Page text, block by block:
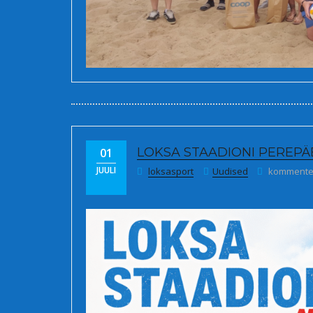
01
JUULI
LOKSA STAADIONI
loksasport Uudised Loksa